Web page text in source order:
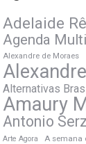
Adelaide
Agenda
Alexandre de Moraes
Alternativas
Amaury
Antonio
Arte Agora A semana